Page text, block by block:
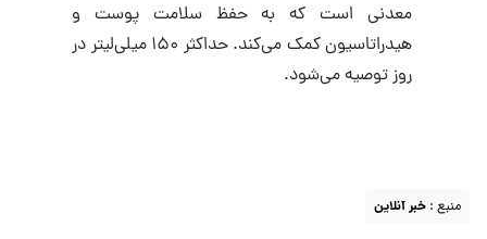
معدنی است که به حفظ سلامت پوست و
هیدراتاسیون کمک می‌کند. حداکثر ۱۵۰ میلی‌لیتر در
روز توصیه می‌شود.
منبع : خبر آنلاین